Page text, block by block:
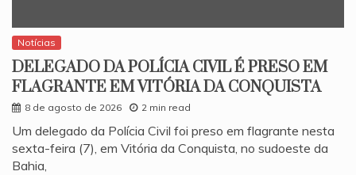
Notícias
DELEGADO DA POLÍCIA CIVIL É PRESO EM
FLAGRANTE EM VITÓRIA DA CONQUISTA
8 de agosto de 2026 2 min read
​Um delegado da Polícia Civil foi preso em flagrante nesta
sexta-feira (7), em Vitória da Conquista, no sudoeste da
Bahia,